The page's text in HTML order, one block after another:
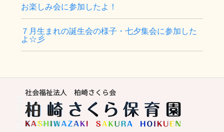
お楽しみ会に参加したよ！
７月生まれの誕生会の様子・七夕集会に参加した
よ☆彡